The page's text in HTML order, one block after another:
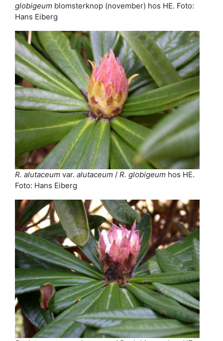
globigeum blomsterknop (november) hos HE. Foto:
Hans Eiberg
R. alutaceum var. alutaceum / R. globigeum hos HE.
Foto: Hans Eiberg